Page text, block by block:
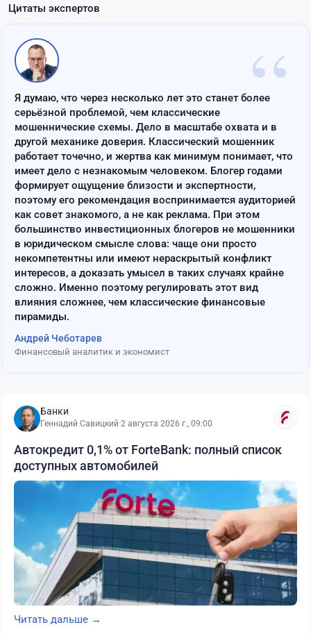
Цитаты экспертов
“
Я думаю, что через несколько лет это станет более
серьёзной проблемой, чем классические
мошеннические схемы. Дело в масштабе охвата и в
другой механике доверия. Классический мошенник
работает точечно, и жертва как минимум понимает, что
имеет дело с незнакомым человеком. Блогер годами
формирует ощущение близости и экспертности,
поэтому его рекомендация воспринимается аудиторией
как совет знакомого, а не как реклама. При этом
большинство инвестиционных блогеров не мошенники
в юридическом смысле слова: чаще они просто
некомпетентны или имеют нераскрытый конфликт
интересов, а доказать умысел в таких случаях крайне
сложно. Именно поэтому регулировать этот вид
влияния сложнее, чем классические финансовые
пирамиды.
Андрей Чеботарев
Финансовый аналитик и экономист
Банки
Геннадий Савицкий·2 августа 2026 г., 09:00
Автокредит 0,1% от ForteBank: полный список
доступных автомобилей
Читать дальше →